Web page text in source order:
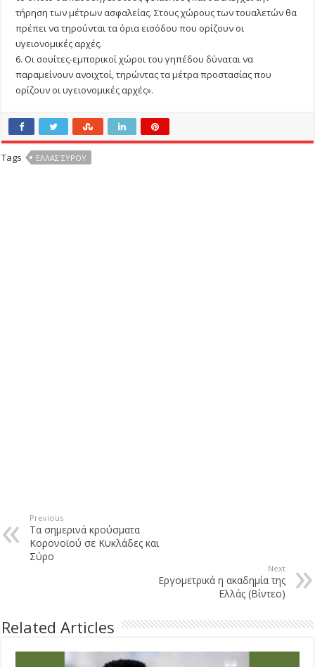
τήρηση των μέτρων ασφαλείας. Στους χώρους των τουαλετών θα
πρέπει να τηρούνται τα όρια εισόδου που ορίζουν οι
υγειονομικές αρχές.
6. Οι σουίτες-εμπορικοί χώροι του γηπέδου δύναται να
παραμείνουν ανοιχτοί, τηρώντας τα μέτρα προστασίας που
ορίζουν οι υγειονομικές αρχές».
Tags ΕΛΛΑΣ ΣΎΡΟΥ
Previous
Τα σημερινά κρούσματα
Κορονοϊού σε Κυκλάδες και
Σύρο
Next
Εργομετρικά η ακαδημία της
Ελλάς (Βίντεο)
Related Articles